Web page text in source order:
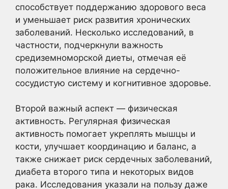
способствует поддержанию здорового веса
и уменьшает риск развития хронических
заболеваний. Несколько исследований, в
частности, подчеркнули важность
средиземноморской диеты, отмечая её
положительное влияние на сердечно-
сосудистую систему и когнитивное здоровье.
Второй важный аспект — физическая
активность. Регулярная физическая
активность помогает укреплять мышцы и
кости, улучшает координацию и баланс, а
также снижает риск сердечных заболеваний,
диабета второго типа и некоторых видов
рака. Исследования указали на пользу даже